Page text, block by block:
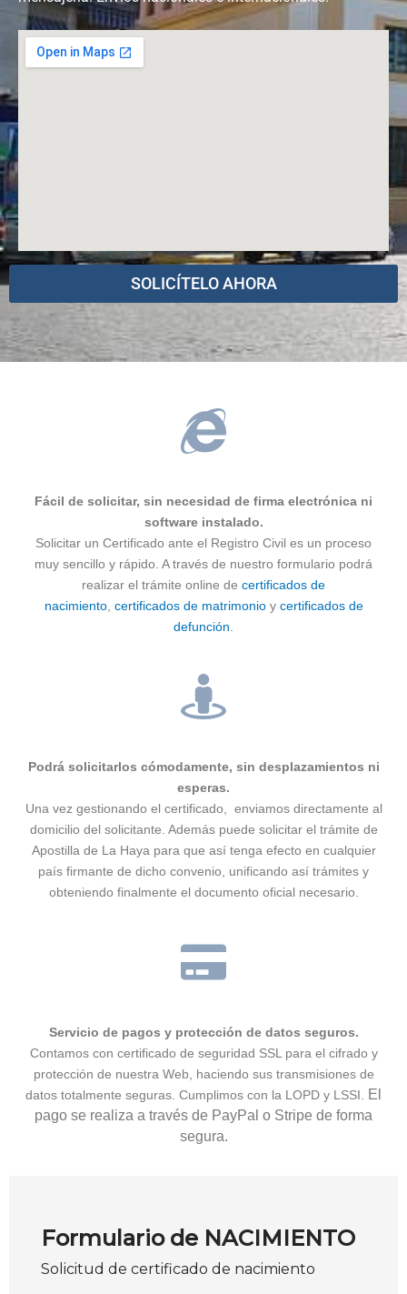
SOLICÍTELO AHORA
Fácil de solicitar, sin necesidad de firma electrónica ni
software instalado.
Solicitar un Certificado ante el Registro Civil es un proceso
muy sencillo y rápido. A través de nuestro formulario podrá
realizar el trámite online de certificados de
nacimiento, certificados de matrimonioy certificados de
defunción
Podrá solicitarlos cómodamente, sin desplazamientos ni
esperas.
Una vez gestionando el certificado, enviamos directamente al
domicilio del solicitante. Además puede solicitar el trámite de
Apostilla de La Haya para que así tenga efecto en cualquier
país firmante de dicho convenio, unificando así trámites y
obteniendo finalmente el documento oficial necesario.
Servicio de pagos y protección de datos seguros.
Contamos con certificado de seguridad SSL para el cifrado y
protección de nuestra Web, haciendo sus transmisiones de
datos totalmente seguras. Cumplimos con la LOPD y LSSI.
El
pago se realiza a través de PayPal o Stripe de forma
segura.
Formulario de NACIMIENTO
Solicitud de certificado de nacimiento